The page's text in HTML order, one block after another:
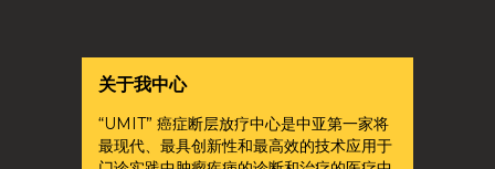
关于我中心
“UMIT” 癌症断层放疗中心是中亚第一家将
最现代、最具创新性和最高效的技术应用于